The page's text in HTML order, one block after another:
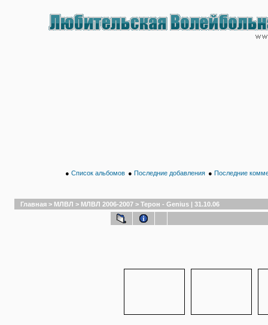
● Список альбомов ● Последние добавления ● Последние
Главная > МЛВЛ > МЛВЛ 2006-2007 > Терон - Genius | 31.10.06